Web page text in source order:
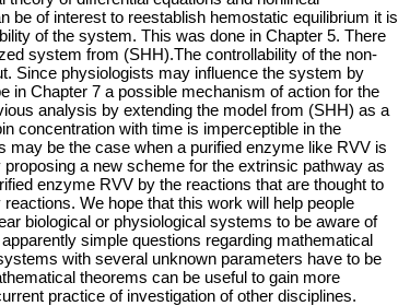
of interest to reestablish hemostatic equilibrium it is
of the system. This was done in Chapter 5. There
system from (SHH).The controllability of the non-
Since physiologists may influence the system by
in Chapter 7 a possible mechanism of action for the
analysis by extending the model from (SHH) as a
concentration with time is imperceptible in the
may be the case when a purified enzyme like RVV is
a new scheme for the extrinsic pathway as
enzyme RVV by the reactions that are thought to
We hope that this work will help people
biological or physiological systems to be aware of
simple questions regarding mathematical
with several unknown parameters have to be
theorems can be useful to gain more
practice of investigation of other disciplines.